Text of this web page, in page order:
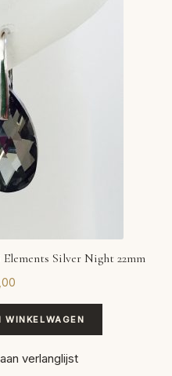
Silver Night 22mm
WINKELWAGEN
verlanglijst